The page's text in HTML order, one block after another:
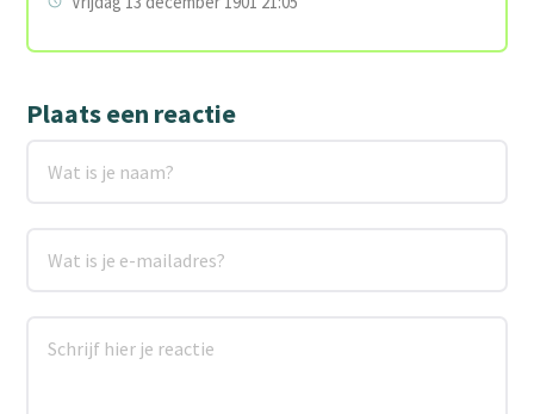
Plaats een reactie